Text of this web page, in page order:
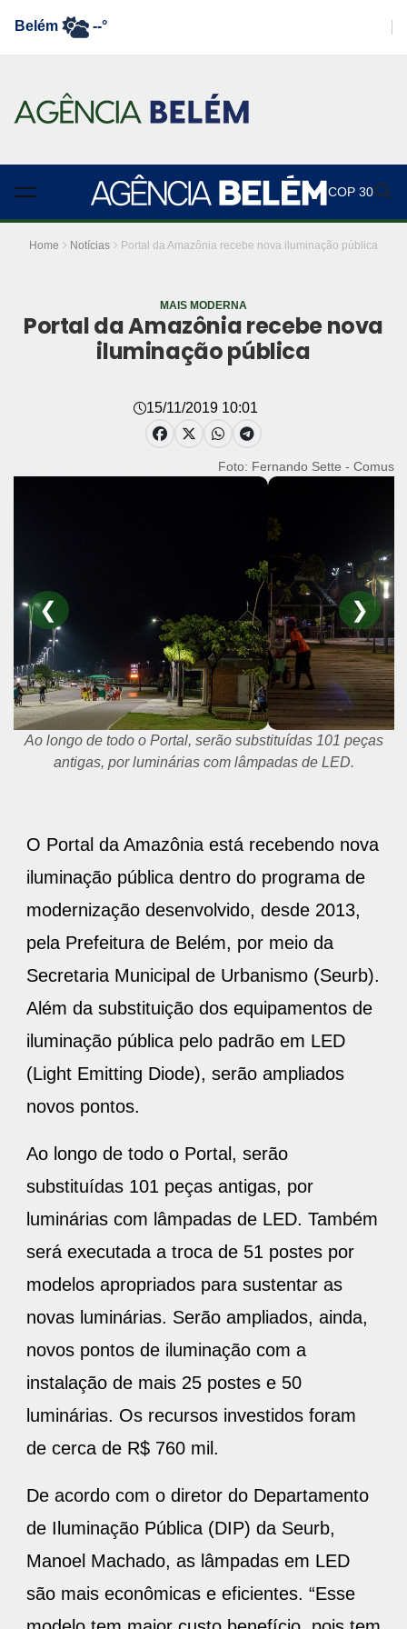
Belém --°
COP 30
Home Notícias Portal da Amazônia recebe nova iluminação pública
MAIS MODERNA
Portal da Amazônia recebe nova
iluminação pública
15/11/2019 10:01
Foto: Fernando Sette - Comus
❮ ❯
Ao longo de todo o Portal, serão substituídas 101 peças
antigas, por luminárias com lâmpadas de LED.
O Portal da Amazônia está recebendo nova
iluminação pública dentro do programa de
modernização desenvolvido, desde 2013,
pela Prefeitura de Belém, por meio da
Secretaria Municipal de Urbanismo (Seurb).
Além da substituição dos equipamentos de
iluminação pública pelo padrão em LED
(Light Emitting Diode), serão ampliados
novos pontos.
Ao longo de todo o Portal, serão
substituídas 101 peças antigas, por
luminárias com lâmpadas de LED. Também
será executada a troca de 51 postes por
modelos apropriados para sustentar as
novas luminárias. Serão ampliados, ainda,
novos pontos de iluminação com a
instalação de mais 25 postes e 50
luminárias. Os recursos investidos foram
de cerca de R$ 760 mil.
De acordo com o diretor do Departamento
de Iluminação Pública (DIP) da Seurb,
Manoel Machado, as lâmpadas em LED
são mais econômicas e eficientes. “Esse